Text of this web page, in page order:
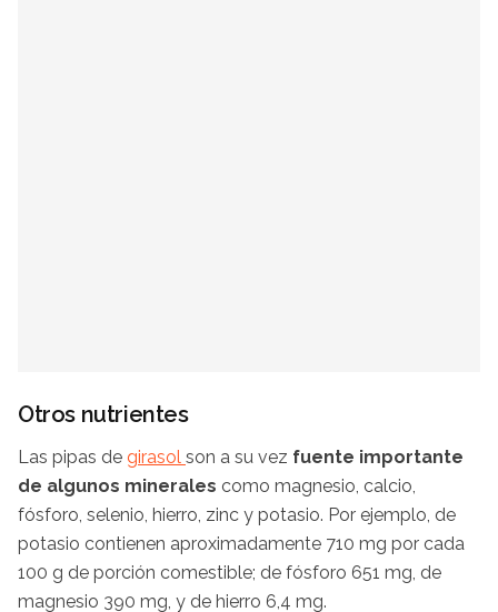
Otros nutrientes
Las pipas de girasol son a su vez fuente importante
de algunos minerales como magnesio, calcio,
fósforo, selenio, hierro, zinc y potasio. Por ejemplo, de
potasio contienen aproximadamente 710 mg por cada
100 g de porción comestible; de fósforo 651 mg, de
magnesio 390 mg, y de hierro 6,4 mg.